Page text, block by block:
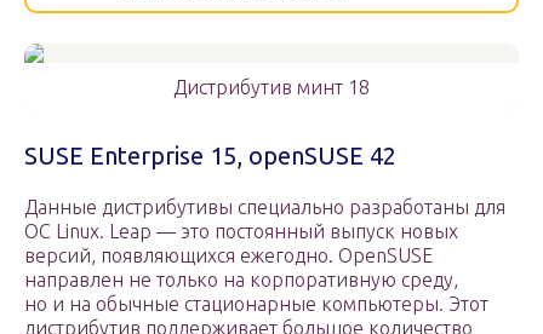
Дистрибутив минт 18
SUSE Enterprise 15, openSUSE 42
Данные дистрибутивы специально разработаны для
ОС Linux. Leap — это постоянный выпуск новых
версий, появляющихся ежегодно. OpenSUSE
направлен не только на корпоративную среду,
но и на обычные стационарные компьютеры. Этот
дистрибутив поддерживает большое количество